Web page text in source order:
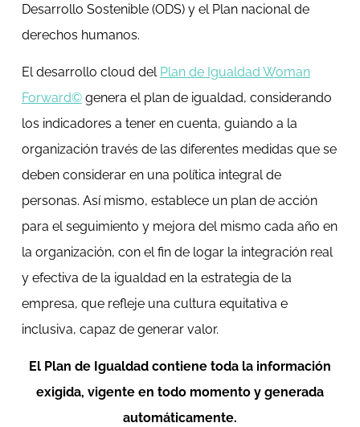
Desarrollo Sostenible (ODS) y el Plan nacional de
derechos humanos.
El desarrollo cloud del Plan de Igualdad Woman
Forward©genera el plan de igualdad, considerando
los indicadores a tener en cuenta, guiando a la
organización través de las diferentes medidas que se
deben considerar en una política integral de
personas. Así mismo, establece un plan de acción
para el seguimiento y mejora del mismo cada año en
la organización, con el fin de logar la integración real
y efectiva de la igualdad en la estrategia de la
empresa, que refleje una cultura equitativa e
inclusiva, capaz de generar valor.
El Plan de Igualdad contiene toda la información
exigida, vigente en todo momento y generada
automáticamente.